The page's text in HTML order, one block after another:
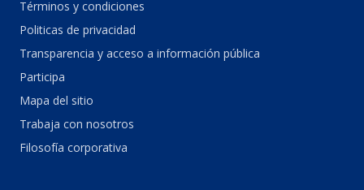
Términos y condiciones
Politicas de privacidad
Transparencia y acceso a información pública
Participa
Mapa del sitio
Trabaja con nosotros
Filosofía corporativa